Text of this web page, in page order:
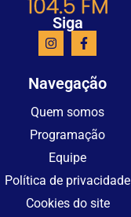
Siga
Navegação
Quem somos
Programação
Equipe
Política de privacidade
Cookies do site